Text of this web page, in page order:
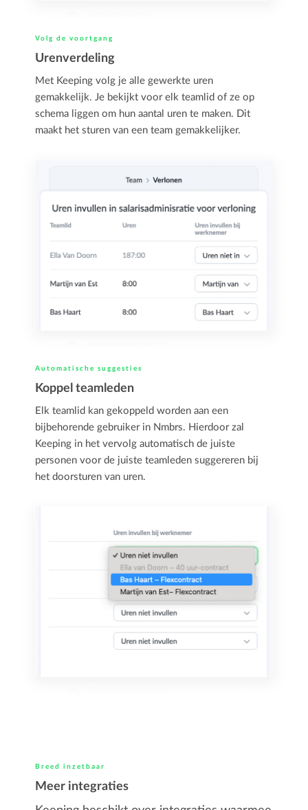
Volg de voortgang
Urenverdeling
Met Keeping volg je alle gewerkte uren
gemakkelijk. Je bekijkt voor elk teamlid of ze op
schema liggen om hun aantal uren te maken. Dit
maakt het sturen van een team gemakkelijker.
Automatische suggesties
Koppel teamleden
Elk teamlid kan gekoppeld worden aan een
bijbehorende gebruiker in Nmbrs. Hierdoor zal
Keeping in het vervolg automatisch de juiste
personen voor de juiste teamleden suggereren bij
het doorsturen van uren.
Breed inzetbaar
Meer integraties